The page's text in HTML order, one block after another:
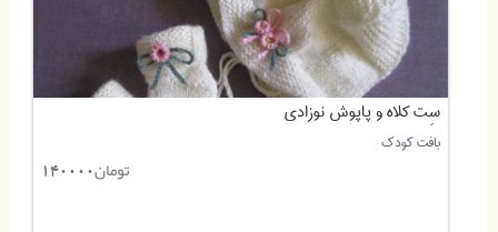
سِت کلاه و پاپوش نوزادی
بافت کودک
تومان140000